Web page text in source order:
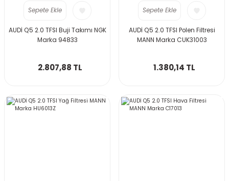
Sepete Ekle
AUDİ Q5 2.0 TFSI Buji Takımı NGK
Marka 94833
2.807,88 TL
Sepete Ekle
AUDİ Q5 2.0 TFSI Polen Filtresi
MANN Marka CUK31003
1.380,14 TL